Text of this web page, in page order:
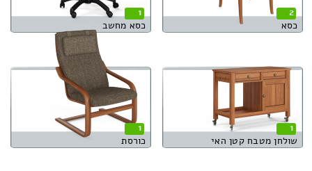
2
כסא
1
כסא מחשב
1
שולחן מטבח קטן האי
1
כורסת